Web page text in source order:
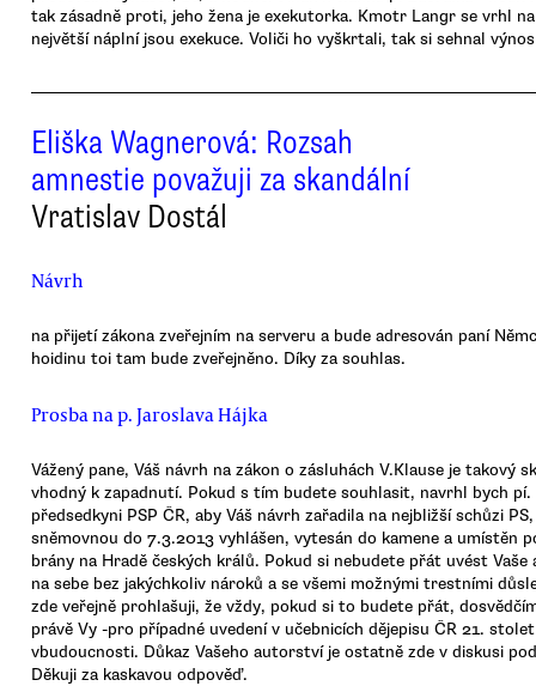
tak zásadně proti, jeho žena je exekutorka. Kmotr Langr se vrhl
největší náplní jsou exekuce. Voliči ho vyškrtali, tak si sehnal
Eliška Wagnerová: Rozsah
amnestie považuji za skandální
Vratislav Dostál
Návrh
na přijetí zákona zveřejním na serveru a bude adresován paní
hoidinu toi tam bude zveřejněno. Díky za souhlas.
Prosba na p. Jaroslava Hájka
Vážený pane, Váš návrh na zákon o zásluhách V.Klause je takový
vhodný k zapadnutí. Pokud s tím budete souhlasit, navrhl bych pí.
předsedkyni PSP ČR, aby Váš návrh zařadila na nejbližší schůzi
sněmovnou do 7.3.2013 vyhlášen, vytesán do kamene a umístěn
brány na Hradě českých králů. Pokud si nebudete přát uvést
na sebe bez jakýchkoliv nároků a se všemi možnými trestními
zde veřejně prohlašuji, že vždy, pokud si to budete přát,
právě Vy -pro případné uvedení v učebnicích dějepisu ČR 21.
vbudoucnosti. Důkaz Vašeho autorství je ostatně zde v diskusi
Děkuji za kaskavou odpověď.